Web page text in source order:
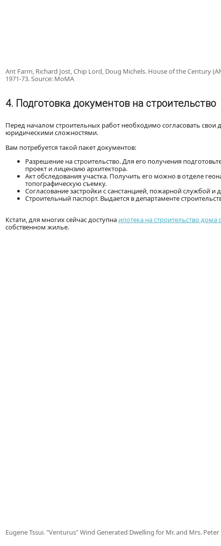
Ant Farm, Richard Jost, Chip Lord, Doug Michels. House of the Century
1971-73. Source: MoMA
4. Подготовка документов на строительство
Перед началом строительных работ необходимо согласовать свои
юридическими сложностями.
Вам потребуется такой пакет документов:
Разрешение на строительство. Для его получения
проект и лицензию архитектора.
Акт обследования участка. Получить его можно в отделе
топографическую съемку.
Согласование застройки с санстанцией, пожарной службой
Строительный паспорт. Выдается в департаменте
Кстати, для многих сейчас доступна ипотека на строительство дома
собственном жилье.
Eugene Tssui. "Venturus" Wind Generated Dwelling for Mr. and Mrs. Peter